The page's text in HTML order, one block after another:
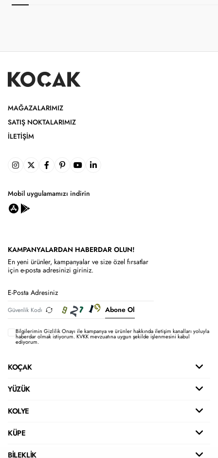
MAĞAZALARIMIZ
SATIŞ NOKTALARIMIZ
İLETIŞIM
Mobil uygulamamızı indirin
KAMPANYALARDAN HABERDAR OLUN!
En yeni ürünler, kampanyalar ve size özel fırsatlar
için e-posta adresinizi giriniz.
Abone Ol
Bilgilerimin Gizlilik Onayı ile kampanya ve ürünler hakkında iletişim kanalları yoluyla
haberdar olmak istiyorum.KVKK mevzuatına uygun şekilde işlenmesini kabul
ediyorum.
KOÇAK
YÜZÜK
KOLYE
KÜPE
BİLEKLİK